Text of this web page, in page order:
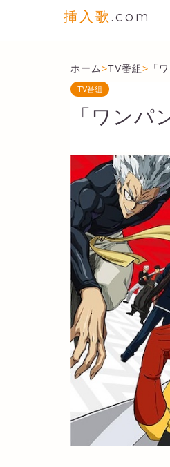
挿入歌.com
ホーム>TV番組> 「
TV番組
「ワンパ